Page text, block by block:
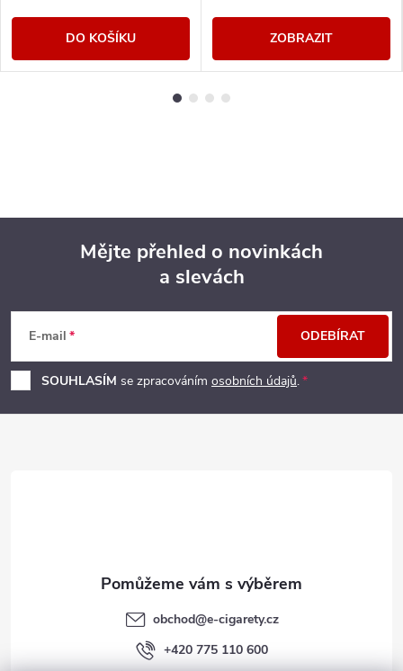
DO KOŠÍKU ZOBRAZIT
p
a
Mějte přehled o novinkách
a slevách
E-mail
SOUHLASÍM se zpracováním osobních údajů.
ODEBÍRAT
obchod@e-cigarety.cz
+420 775 110 600